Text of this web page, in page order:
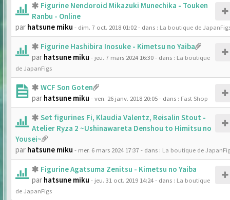
Figurine Nendoroid Mikazuki Munechika - Touken
Ranbu - Online
par hatsune miku - dim. 7 oct. 2018 01:02- dans : La boutique de
Figurine Hashibira Inosuke - Kimetsu no Yaiba
par hatsune miku - jeu. 7 mars 2024 16:30- dans : La boutique
de JapanFigs
WCF Son Goten
par hatsune miku - ven. 26 janv. 2018 20:05- dans : Fast Shop
Set figurines Fi, Klaudia Valentz, Reisalin Stout -
Atelier Ryza 2 ~Ushinawareta Denshou to Himitsu no
Yousei~
par hatsune miku - mer. 6 mars 2024 17:37- dans : La boutique de
Figurine Agatsuma Zenitsu - Kimetsu no Yaiba
par hatsune miku - jeu. 31 oct. 2019 14:24- dans : La boutique
de JapanFigs